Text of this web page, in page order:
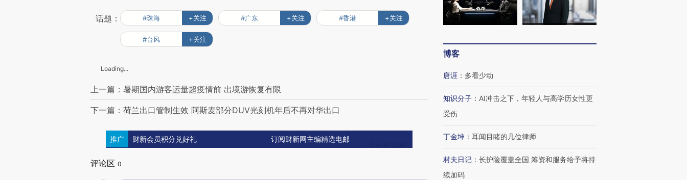
话题： #珠海 +关注 #广东 +关注 #香港 +关注
#台风 +关注
Loading...
上一篇：暑期国内游客运量超疫情前 出境游恢复有限
下一篇：荷兰出口管制生效 阿斯麦部分DUV光刻机年后不再对华出口
推广 财新会员积分兑好礼 订阅财新网主编精选电邮
评论区 0
博客
唐涯 ： 多看少动
知识分子 ： AI冲击之下，年轻人与高学历女性更
受伤
丁金坤 ： 耳闻目睹的几位律师
村夫日记 ： 长护险覆盖全国 筹资和服务给予将持
续加码